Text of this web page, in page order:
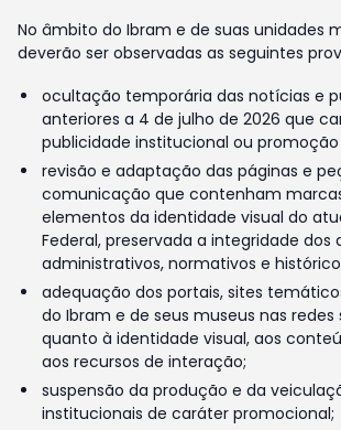
No âmbito do Ibram e de suas unidades
deverão ser observadas as seguintes
ocultação temporária das notícias e
anteriores a 4 de julho de 2026 que
publicidade institucional ou
revisão e adaptação das páginas e
comunicação que contenham
elementos da identidade visual do
Federal, preservada a integridade dos
administrativos, normativos e
adequação dos portais, sites
do Ibram e de seus museus nas redes
quanto à identidade visual, aos
aos recursos de interação;
suspensão da produção e da
institucionais de caráter promocional;